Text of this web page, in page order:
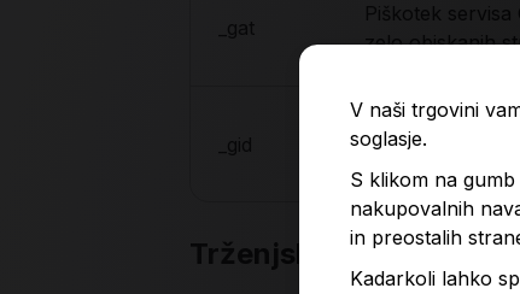
_gat
Piškotek
zelo obiskanih
_gid Statistika
Trženjski piškotki
V naši trgovini
soglasje.
S klikom na
nakupovalnih
in preostalih
Kadarkoli lahko